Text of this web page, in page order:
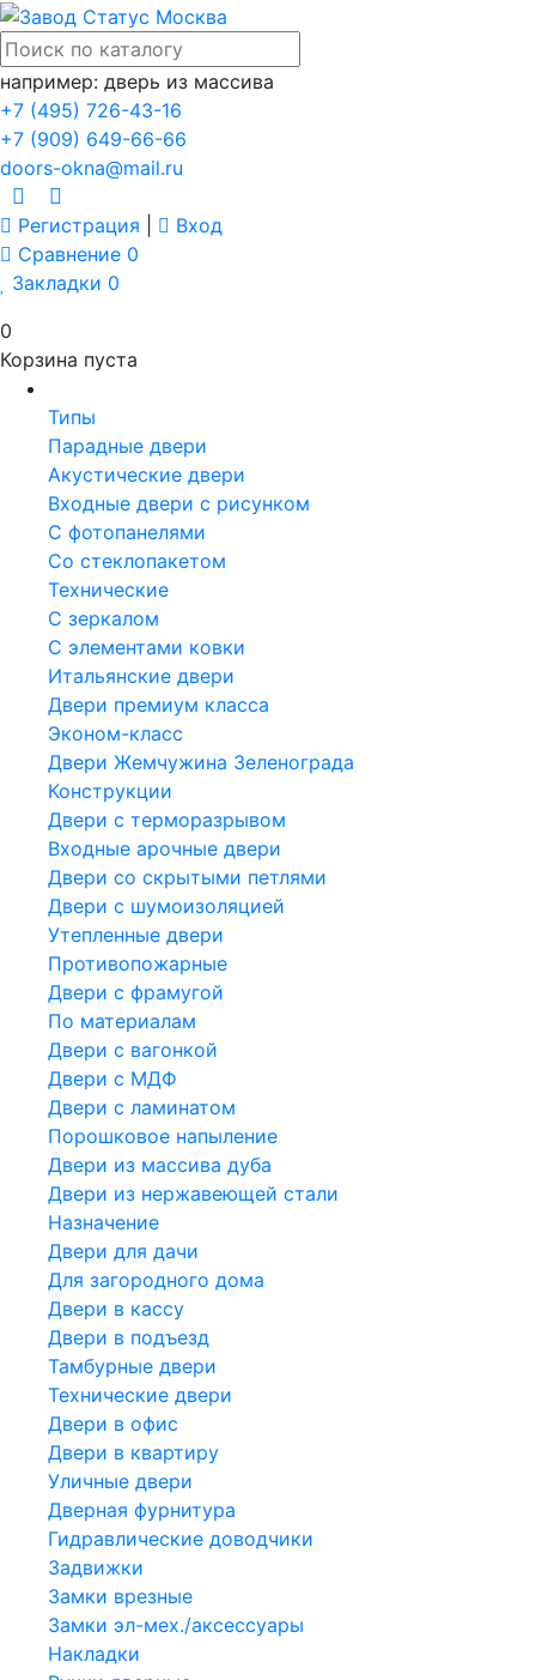
например: дверь из массива
+7 (495) 726-43-16
+7 (909) 649-66-66
doors-okna@mail.ru
Регистрация
Вход
Сравнение 0
Закладки 0
0
Корзина пуста
Типы
Парадные двери
Акустические двери
Входные двери с рисунком
С фотопанелями
Со стеклопакетом
Технические
С зеркалом
С элементами ковки
Итальянские двери
Двери премиум класса
Эконом-класс
Двери Жемчужина Зеленограда
Конструкции
Двери с терморазрывом
Входные арочные двери
Двери со скрытыми петлями
Двери с шумоизоляцией
Утепленные двери
Противопожарные
Двери с фрамугой
По материалам
Двери с вагонкой
Двери с МДФ
Двери с ламинатом
Порошковое напыление
Двери из массива дуба
Двери из нержавеющей стали
Назначение
Двери для дачи
Для загородного дома
Двери в кассу
Двери в подъезд
Тамбурные двери
Технические двери
Двери в офис
Двери в квартиру
Уличные двери
Дверная фурнитура
Гидравлические доводчики
Задвижки
Замки врезные
Замки эл-мех./аксессуары
Накладки